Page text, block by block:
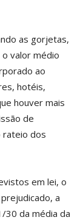
as gorjetas,
valor médio
ao
hotéis,
houver mais
de
rateio dos
em lei, o
a
30 da média da